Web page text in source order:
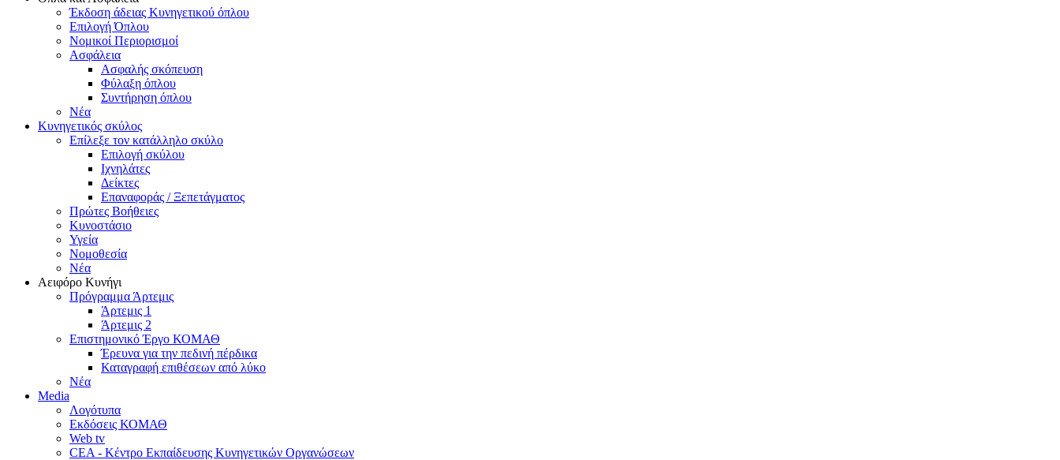
Έκδοση άδειας Κυνηγετικού όπλου
Επιλογή Όπλου
Νομικοί Περιορισμοί
Ασφάλεια
Ασφαλής σκόπευση
Φύλαξη όπλου
Συντήρηση όπλου
Νέα
Κυνηγετικός σκύλος
Επίλεξε τον κατάλληλο σκύλο
Επιλογή σκύλου
Ιχνηλάτες
Δείκτες
Επαναφοράς / Ξεπετάγματος
Πρώτες Βοήθειες
Κυνοστάσιο
Υγεία
Νομοθεσία
Νέα
Αειφόρο Κυνήγι
Πρόγραμμα Άρτεμις
Άρτεμις 1
Άρτεμις 2
Επιστημονικό Έργο ΚΟΜΑΘ
Έρευνα για την πεδινή πέρδικα
Καταγραφή επιθέσεων από λύκο
Νέα
Media
Λογότυπα
Εκδόσεις ΚΟΜΑΘ
Web tv
CEA - Κέντρο Εκπαίδευσης Κυνηγετικών Οργανώσεων